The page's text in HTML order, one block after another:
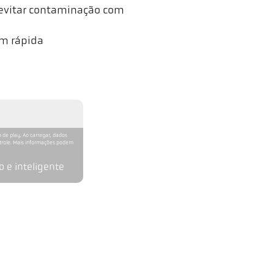
contaminação com
rápida
de play. Ao carregar, dados
Mais informações podem
e inteligente